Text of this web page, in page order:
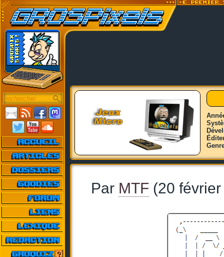
Par MTF (20